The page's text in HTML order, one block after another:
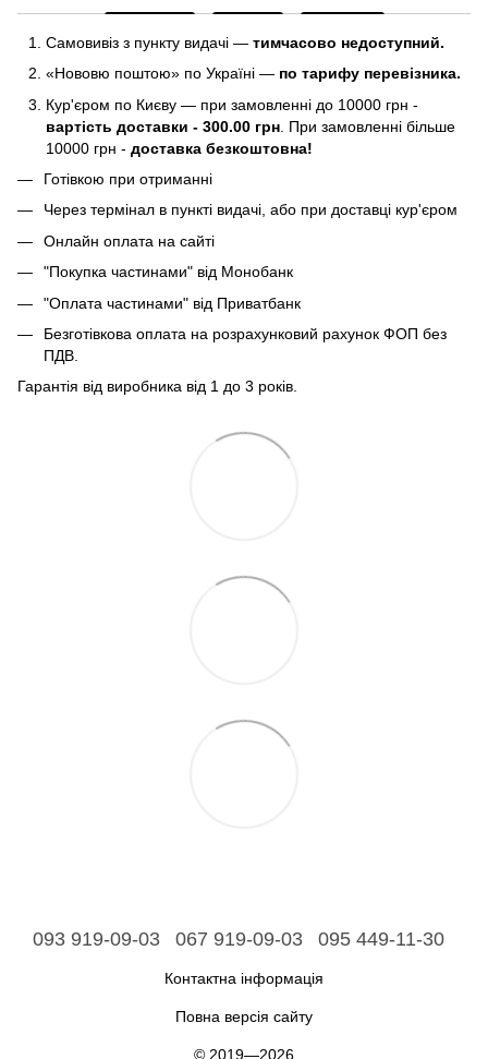
Самовивіз з пункту видачі — тимчасово недоступний.
«Нововю поштою» по Україні — по тарифу перевізника.
Кур'єром по Києву — при замовленні до 10000 грн -
вартість доставки - 300.00 грн . При замовленні більше
10000 грн - доставка безкоштовна!
Готівкою при отриманні
Через термінал в пункті видачі, або при доставці кур'єром
Онлайн оплата на сайті
"Покупка частинами" від Монобанк
"Оплата частинами" від Приватбанк
Безготівкова оплата на розрахунковий рахунок ФОП без
ПДВ.
Гарантія від виробника від 1 до 3 років.
093 919-09-03 067 919-09-03 095 449-11-30
Контактна інформація
Повна версія сайту
© 2019—2026